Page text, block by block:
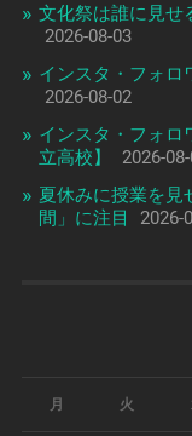
文化祭は誰に見せ
2026-08-03
インスタ・フォロ
2026-08-02
インスタ・フォ
立高校】
2026-08-
夏休みに授業を見
間」に注目
2026-
月 火